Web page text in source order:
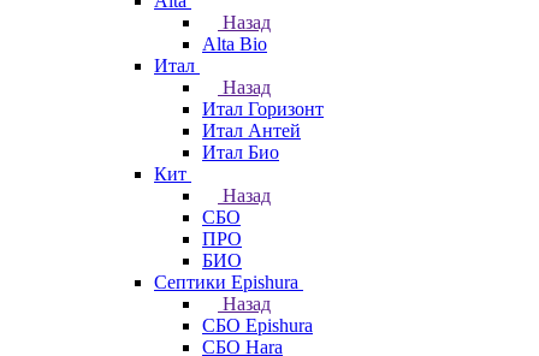
Назад
Alta Bio
Итал
Назад
Итал Горизонт
Итал Антей
Итал Био
Кит
Назад
СБО
ПРО
БИО
Септики Epishura
Назад
СБО Epishura
СБО Hara